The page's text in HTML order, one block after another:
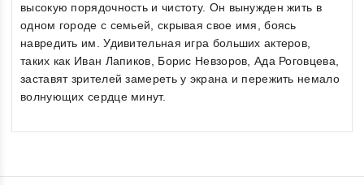
высокую порядочность и чистоту. Он вынужден жить в
одном городе с семьей, скрывая свое имя, боясь
навредить им. Удивительная игра больших актеров,
таких как Иван Лапиков, Борис Невзоров, Ада Роговцева,
заставят зрителей замереть у экрана и пережить немало
волнующих сердце минут.